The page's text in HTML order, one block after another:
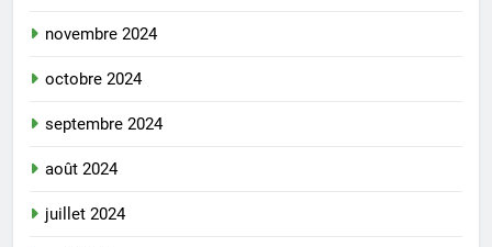
novembre 2024
octobre 2024
septembre 2024
août 2024
juillet 2024